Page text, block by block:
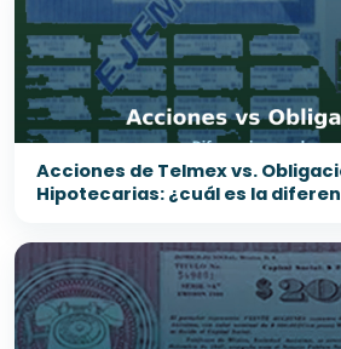
Acciones de Telmex vs.
Hipotecarias: ¿cuál es la